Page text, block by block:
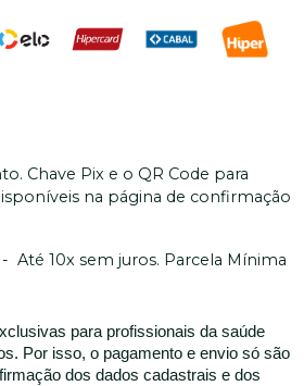
Chave Pix e o QR Code para
na página de confirmação
- Até 10x sem juros. Parcela Mínima
para profissionais da saúde
Por isso, o pagamento e envio só são
dos dados cadastrais e dos